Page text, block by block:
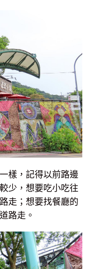
樣，記得以前路邊
少，想要吃小吃往
走；想要找餐廳的
路走。